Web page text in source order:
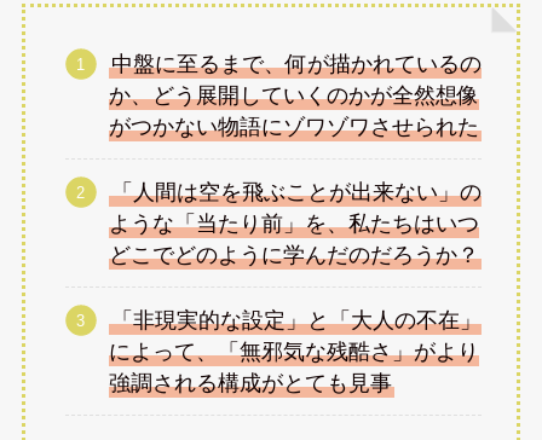
中盤に至るまで、何が描かれているの
か、どう展開していくのかが全然想像
がつかない物語にゾワゾワさせられた
「人間は空を飛ぶことが出来ない」の
ような「当たり前」を、私たちはいつ
どこでどのように学んだのだろうか？
「非現実的な設定」と「大人の不在」
によって、「無邪気な残酷さ」がより
強調される構成がとても見事